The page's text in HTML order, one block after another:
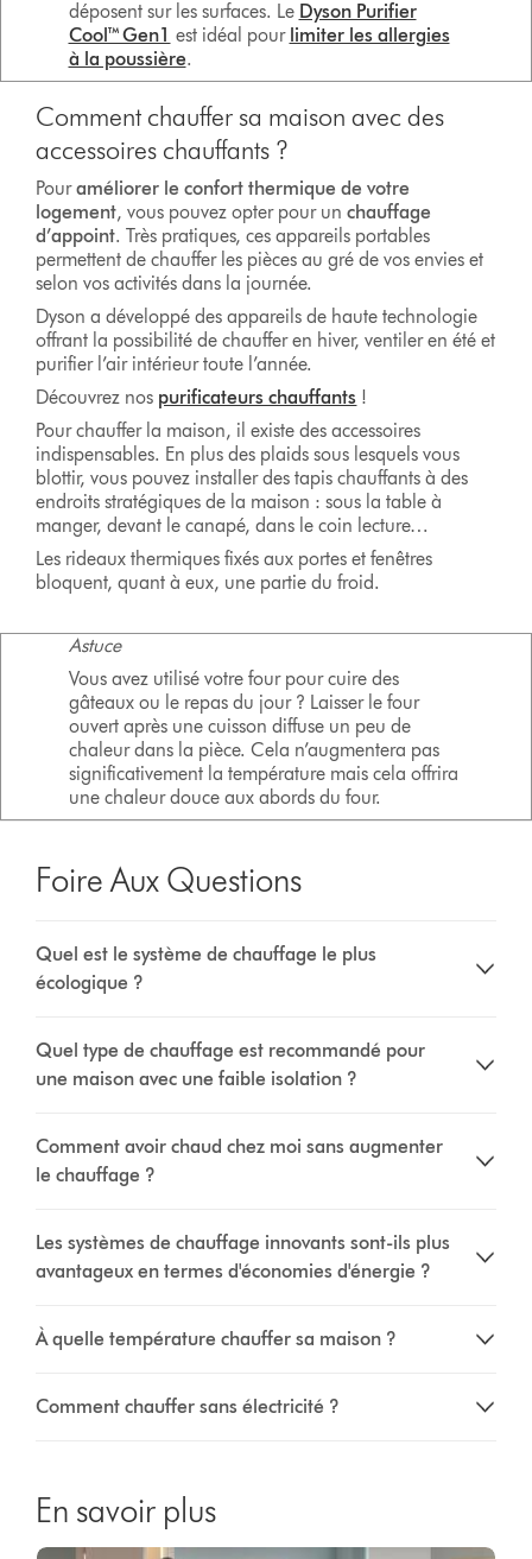
déposent sur les surfaces. Le Dyson Purifier
Cool™ Gen1 est idéal pour limiter les allergies
à la poussière.
Comment chauffer sa maison avec des
accessoires chauffants ?
Pouraméliorer le confort thermique de votre
logement, vous pouvez opter pour unchauffage
d’appoint. Très pratiques, ces appareils portables
permettent de chauffer les pièces au gré de vos envies et
selon vos activités dans la journée.
Dyson a développé des appareils de haute technologie
offrant la possibilité de chauffer en hiver, ventiler en été et
purifier l’air intérieur toute l’année.
Découvrez nos purificateurs chauffants !
Pour chauffer la maison, il existe des accessoires
indispensables. En plus des plaids sous lesquels vous
blottir, vous pouvez installer des tapis chauffants à des
endroits stratégiques de la maison : sous la table à
manger, devant le canapé, dans le coin lecture…
Les rideaux thermiques fixés aux portes et fenêtres
bloquent, quant à eux, une partie du froid.
Astuce
Vous avez utilisé votre four pour cuire des
gâteaux ou le repas du jour ? Laisser le four
ouvert après une cuisson diffuse un peu de
chaleur dans la pièce. Cela n’augmentera pas
significativement la température mais cela offrira
une chaleur douce aux abords du four.
Foire Aux Questions
Quel est le système de chauffage le plus
écologique ?
Quel type de chauffage est recommandé pour
une maison avec une faible isolation ?
Comment avoir chaud chez moi sans augmenter
le chauffage ?
Les systèmes de chauffage innovants sont-ils plus
avantageux en termes d'économies d'énergie ?
À quelle température chauffer sa maison ?
Comment chauffer sans électricité ?
En savoir plus